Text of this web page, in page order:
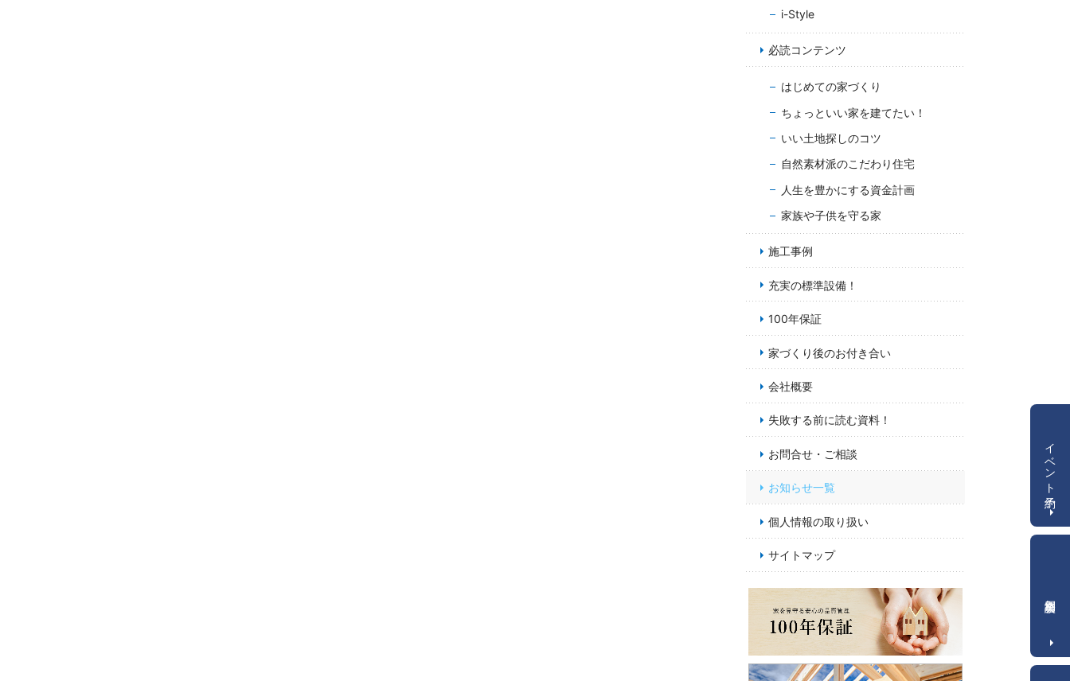
i-Style
必読コンテンツ
はじめての家づくり
ちょっといい家を建てたい！
いい土地探しのコツ
自然素材派のこだわり住宅
人生を豊かにする資金計画
家族や子供を守る家
施工事例
充実の標準設備！
100年保証
家づくり後のお付き合い
会社概要
失敗する前に読む資料！
お問合せ・ご相談
お知らせ一覧
個人情報の取り扱い
サイトマップ
イベント予約